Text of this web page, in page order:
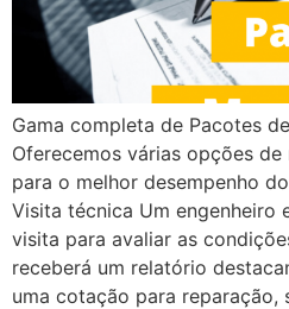
Gama completa de Pacotes
Oferecemos várias opções
para o melhor desempenho
Visita técnica Um engenheiro
visita para avaliar as
receberá um relatório
uma cotação para reparação,